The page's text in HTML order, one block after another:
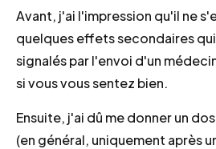
Avant, j'ai l'impression qu'il ne
quelques effets secondaires
signalés par l'envoi d'un
si vous vous sentez bien.
Ensuite, j'ai dû me donner un
(en général, uniquement après